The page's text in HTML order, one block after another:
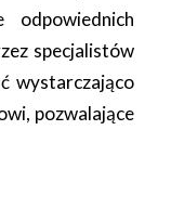
odpowiednich
specjalistów
wystarczająco
pozwalające